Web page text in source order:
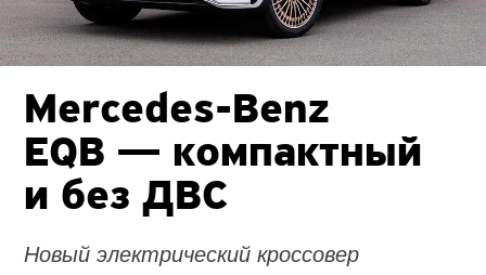
Mercedes-Benz
EQB — компактный
и без ДВС
Новый электрический кроссовер